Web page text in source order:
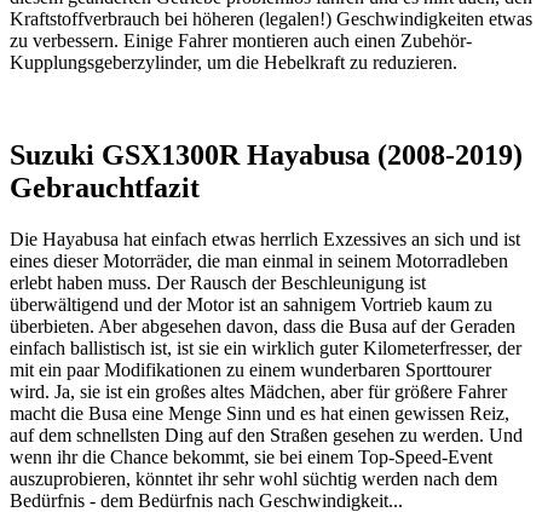
Kraftstoffverbrauch bei höheren (legalen!) Geschwindigkeiten etwas
zu verbessern. Einige Fahrer montieren auch einen Zubehör-
Kupplungsgeberzylinder, um die Hebelkraft zu reduzieren.
Suzuki GSX1300R Hayabusa (2008-2019)
Gebrauchtfazit
Die Hayabusa hat einfach etwas herrlich Exzessives an sich und ist
eines dieser Motorräder, die man einmal in seinem Motorradleben
erlebt haben muss. Der Rausch der Beschleunigung ist
überwältigend und der Motor ist an sahnigem Vortrieb kaum zu
überbieten. Aber abgesehen davon, dass die Busa auf der Geraden
einfach ballistisch ist, ist sie ein wirklich guter Kilometerfresser, der
mit ein paar Modifikationen zu einem wunderbaren Sporttourer
wird. Ja, sie ist ein großes altes Mädchen, aber für größere Fahrer
macht die Busa eine Menge Sinn und es hat einen gewissen Reiz,
auf dem schnellsten Ding auf den Straßen gesehen zu werden. Und
wenn ihr die Chance bekommt, sie bei einem Top-Speed-Event
auszuprobieren, könntet ihr sehr wohl süchtig werden nach dem
Bedürfnis - dem Bedürfnis nach Geschwindigkeit...